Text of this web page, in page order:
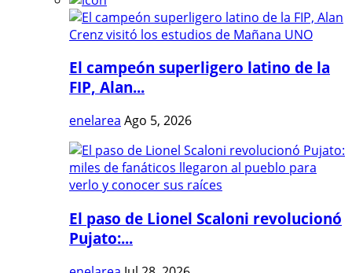
El campeón superligero latino de la
FIP, Alan...
enelarea Ago 5, 2026
El paso de Lionel Scaloni revolucionó
Pujato:...